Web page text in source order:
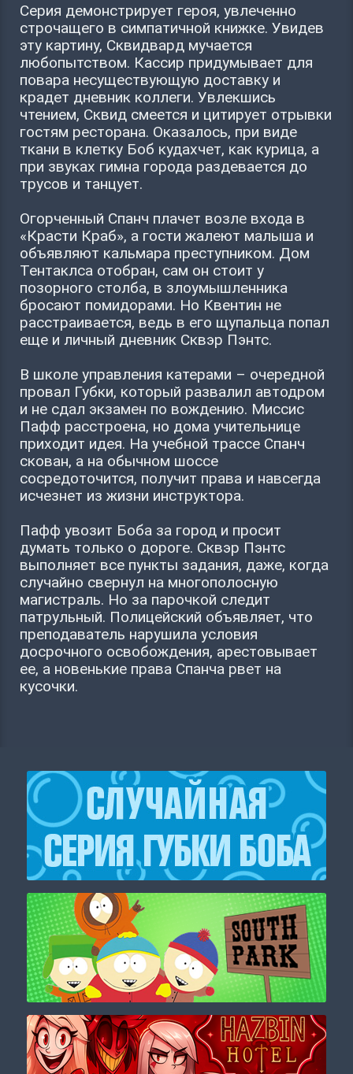
Серия демонстрирует героя, увлеченно
строчащего в симпатичной книжке. Увидев
эту картину, Сквидвард мучается
любопытством. Кассир придумывает для
повара несуществующую доставку и
крадет дневник коллеги. Увлекшись
чтением, Сквид смеется и цитирует отрывки
гостям ресторана. Оказалось, при виде
ткани в клетку Боб кудахчет, как курица, а
при звуках гимна города раздевается до
трусов и танцует.
Огорченный Спанч плачет возле входа в
«Красти Краб», а гости жалеют малыша и
объявляют кальмара преступником. Дом
Тентаклса отобран, сам он стоит у
позорного столба, в злоумышленника
бросают помидорами. Но Квентин не
расстраивается, ведь в его щупальца попал
еще и личный дневник Сквэр Пэнтс.
В школе управления катерами – очередной
провал Губки, который развалил автодром
и не сдал экзамен по вождению. Миссис
Пафф расстроена, но дома учительнице
приходит идея. На учебной трассе Спанч
скован, а на обычном шоссе
сосредоточится, получит права и навсегда
исчезнет из жизни инструктора.
Пафф увозит Боба за город и просит
думать только о дороге. Сквэр Пэнтс
выполняет все пункты задания, даже, когда
случайно свернул на многополосную
магистраль. Но за парочкой следит
патрульный. Полицейский объявляет, что
преподаватель нарушила условия
досрочного освобождения, арестовывает
ее, а новенькие права Спанча рвет на
кусочки.